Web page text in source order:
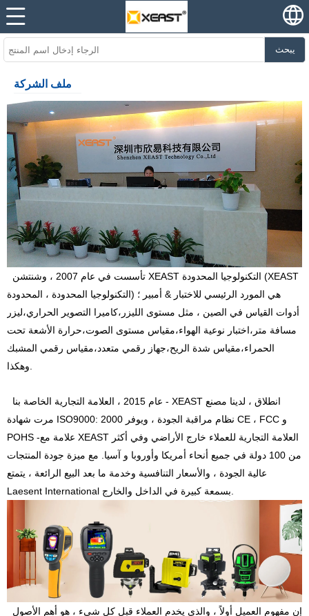
يبحث
ملف الشركة
التكنولوجيا المحدودة ، المحدودة) هي المورد الرئيسي للاختبار & أمبير ؛
أدوات القياس في الصين ، مثل مستوى الليزر ،كاميرا التصوير الحراري،ليزر
مسافة متر ،اختبار نوعية الهواء،مقياس مستوى الصوت،حرارة الأشعة تحت
الحمراء،مقياس شدة الريح،جهاز رقمي متعدد،مقياس رقمي المشبك
مرت شهادة ISO9000: 2000 نظام مراقبة الجودة ، ويوفر CE ، FCC و
POHS -علامة مع XEAST العلامة التجارية للعملاء خارج الأراضي وفي أكثر
من 100 دولة في جميع أنحاء أمريكا وأوروبا و آسيا. مع ميزة جودة المنتجات
عالية الجودة ، والأسعار التنافسية وخدمة ما بعد البيع الرائعة ، يتمتع